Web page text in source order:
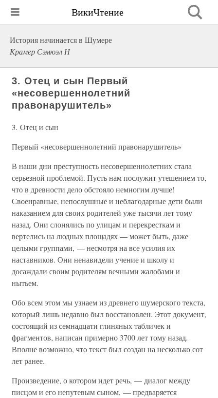
ВикиЧтение
История начинается в Шумере
Крамер Сэмюэл Н
3. Отец и сын Первый
«несовершеннолетний
правонарушитель»
3. Отец и сын
Первый «несовершеннолетний правонарушитель»
В наши дни преступность несовершеннолетних стала
серьезной проблемой. Пусть нам послужит утешением то,
что в древности дело обстояло немногим лучше!
Своенравные, непослушные и неблагодарные дети были
наказанием для своих родителей уже тысячи лет тому
назад. Они слонялись по улицам и перекресткам и
вертелись на людных площадях — может быть, даже
целыми группами, — несмотря на все усилия их
наставников. Они ненавидели учение и школу и
досаждали своим родителям вечными жалобами и
нытьем.
Обо всем этом мы узнаем из древнего шумерского текста,
который лишь недавно был восстановлен. Этот документ,
состоящий из семнадцати глиняных табличек и
фрагментов, написан примерно 3700 лет тому назад.
Вполне возможно, что текст был создан на несколько сот
лет ранее.
Произведение, о котором идет речь, — диалог между
писцом и его непутевым сыном, — предваряется